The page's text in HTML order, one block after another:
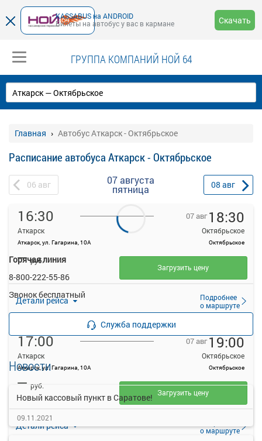
KASSABUS на ANDROID
Билеты на автобус у вас в кармане
Скачать
ГРУППА КОМПАНИЙ НОЙ 64
Главная Автобус Аткарск - Октябрьское
Расписание автобуса Аткарск - Октябрьское
06 авг 07 августа
пятница 08 авг
16:30
Аткарск
Аткарск, ул. Гагарина, 10А
07 авг 18:30
Октябрьское
Октябрьское
Детали рейса
Подробнее
о маршруте
— руб.
Загрузить цену
17:00
Аткарск
Аткарск, ул. Гагарина, 10А
07 авг19:00
Октябрьское
Октябрьское
Детали рейса
о маршруте
— руб.
Загрузить цену
Горячая линия
8-800-222-55-86
Звонок бесплатный
Служба поддержки
Новости
Новый кассовый пункт в Саратове!
09.11.2021